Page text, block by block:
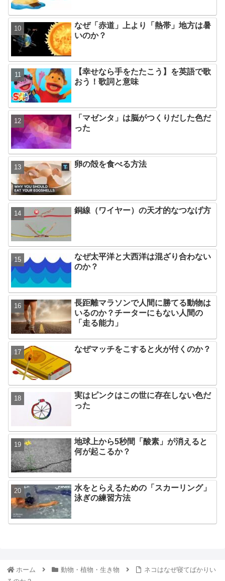
なぜ「赤道」上より「熱帯」地方は暑
いのか？
【幸せなら手をたたこう】を英語で歌
おう！歌詞と意味
「マゼンタ」は脳がつくりだした色だ
った
卵の殻を食べる方法
銅線（ワイヤー）の天才的なつなげ方
なぜ太平洋と大西洋は混ざり合わない
のか？
長距離マラソンで人間に勝てる動物は
いるのか？チーターにもない人間の
「走る能力」
なぜマッチをこすると火が付くのか？
実はピンクはこの世に存在しない色だ
った
地球上から5秒間「酸素」が消えると
何が起こるか？
水をとらえるための「スカーリング」
泳ぎの練習方法
ホーム 動物・植物・生き物
ネコはなぜ寝てばかりい